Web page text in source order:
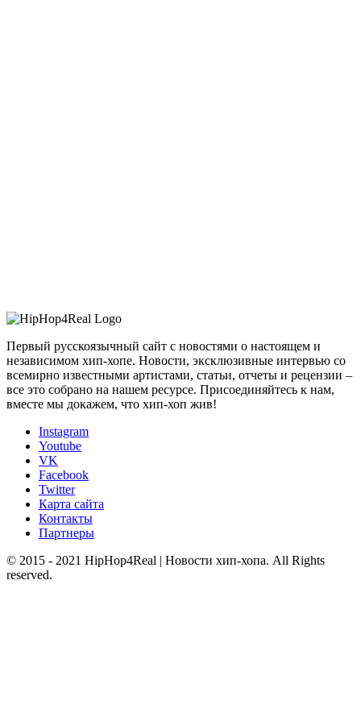
Первый русскоязычный сайт с новостями о настоящем и
независимом хип-хопе. Новости, эксклюзивные интервью со
всемирно известными артистами, статьи, отчеты и рецензии –
все это собрано на нашем ресурсе. Присоединяйтесь к нам,
вместе мы докажем, что хип-хоп жив!
Instagram
Youtube
VK
Facebook
Twitter
Карта сайта
Контакты
Партнеры
© 2015 - 2021 HipHop4Real | Новости хип-хопа. All Rights
reserved.